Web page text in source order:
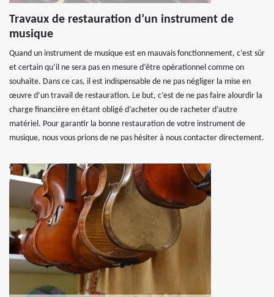
Travaux de restauration d’un instrument de
musique
Quand un instrument de musique est en mauvais fonctionnement, c’est sûr
et certain qu’il ne sera pas en mesure d’être opérationnel comme on
souhaite. Dans ce cas, il est indispensable de ne pas négliger la mise en
œuvre d’un travail de restauration. Le but, c’est de ne pas faire alourdir la
charge financière en étant obligé d’acheter ou de racheter d’autre
matériel. Pour garantir la bonne restauration de votre instrument de
musique, nous vous prions de ne pas hésiter à nous contacter directement.